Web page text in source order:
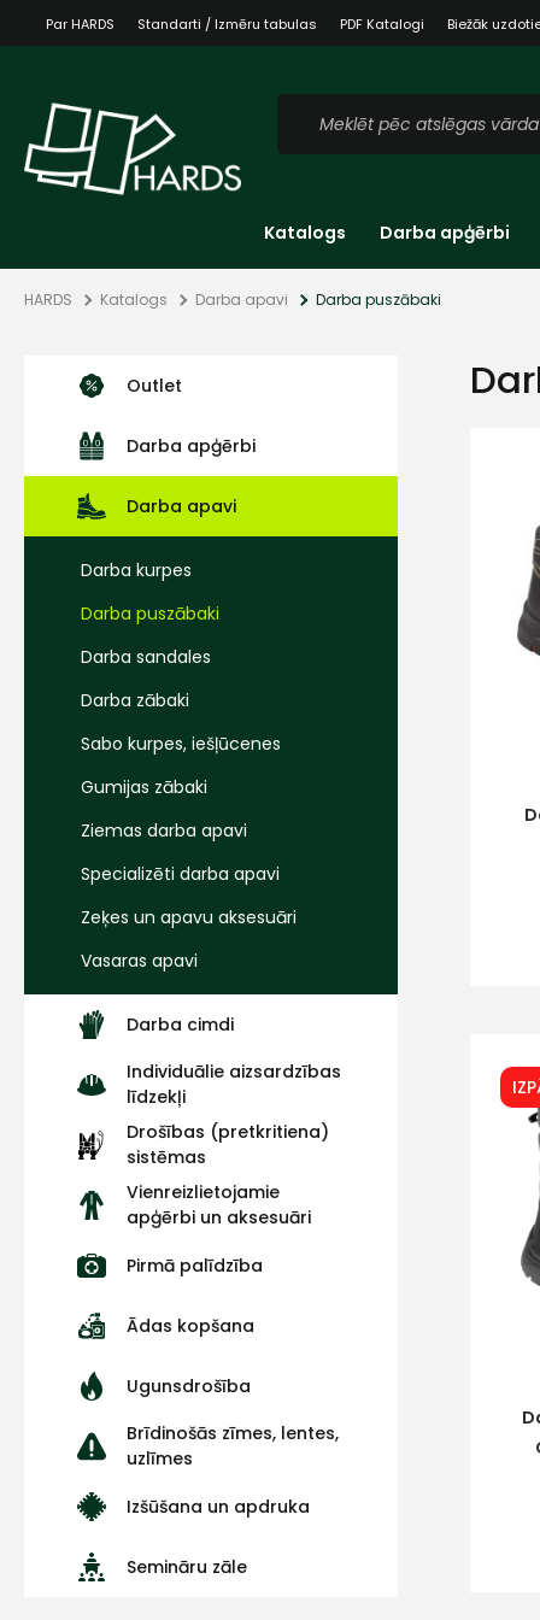
Par HARDS Standarti / Izmēru tabulas PDF Katalogi Biežāk
Katalogs Darba apģērbi
HARDS Katalogs Darba apavi Darba puszābaki
Outlet
Darba apģērbi
Darba apavi
Darba kurpes
Darba puszābaki
Darba sandales
Darba zābaki
Sabo kurpes, iešļūcenes
Gumijas zābaki
Ziemas darba apavi
Specializēti darba apavi
Zeķes un apavu aksesuāri
Vasaras apavi
Darba cimdi
Individuālie aizsardzības
līdzekļi
Drošības (pretkritiena)
sistēmas
Vienreizlietojamie
apģērbi un aksesuāri
Pirmā palīdzība
Ādas kopšana
Ugunsdrošība
Brīdinošās zīmes, lentes,
uzlīmes
Izšūšana un apdruka
Semināru zāle